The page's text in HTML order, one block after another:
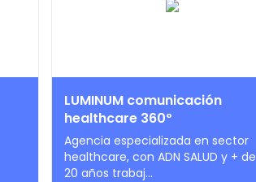
LUMINUM comunicación
healthcare 360º
Agencia especializada en sector
healthcare, con ADN SALUD y + de
20 años trabaj...